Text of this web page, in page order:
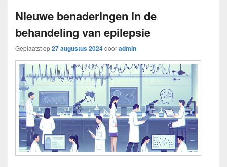
Nieuwe benaderingen in de
behandeling van epilepsie
Geplaatst op27 augustus 2024dooradmin